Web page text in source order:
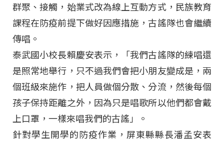
群聚、接觸，始業式改為線上互動方式，民族教育
課程在防疫前提下做好因應措施，古謠隊也會繼續
傳唱。
泰武國小校長賴慶安表示，「我們古謠隊的練唱還
是照常地舉行，只不過我們會把小朋友變成是，兩
個班級來施作，把人員做個分散、分流，然後每個
孩子保持距離之外，因為只是唱歌所以他們都會戴
上口罩，一樣來唱我們的古謠」。
針對學生開學的防疫作業，屏東縣縣長潘孟安表